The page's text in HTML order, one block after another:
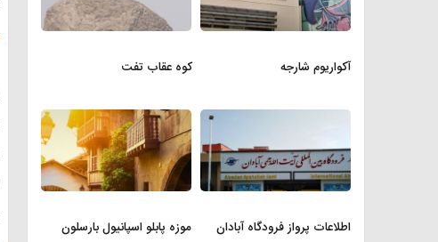
آکواریوم شارجه کوه عقاب تفت
اطلاعات پرواز فرودگاه آبادان موزه پابلو اسپانیول بارسلون